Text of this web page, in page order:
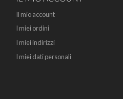
Il mio account
I miei ordini
I miei indirizzi
I miei dati personali